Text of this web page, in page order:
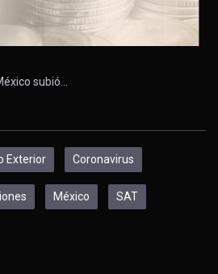
subió…
Exterior Coronavirus
México SAT